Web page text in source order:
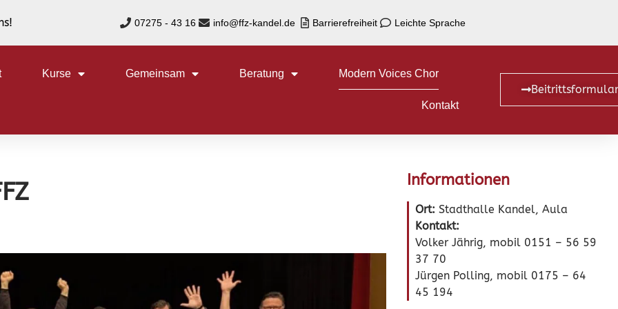
07275 - 43 16 info@ffz-kandel.de Barrierefreiheit Leichte Sprache
Kurse Gemeinsam Beratung Modern Voices Chor
Kontakt
Informationen
Ort: Stadthalle Kandel, Aula
Kontakt:
Volker Jährig, mobil 0151 – 56 59
37 70
Jürgen Polling, mobil 0175 – 64
45 194